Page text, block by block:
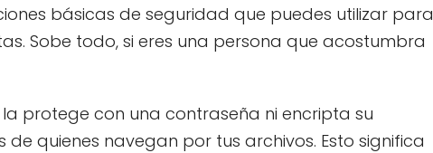
básicas de seguridad que puedes utilizar para
Sobe todo, si eres una persona que acostumbra
protege con una contraseña ni encripta su
quienes navegan por tus archivos. Esto significa